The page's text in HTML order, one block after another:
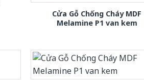
Cửa Gỗ Chống Cháy MDF
Melamine P1 van kem